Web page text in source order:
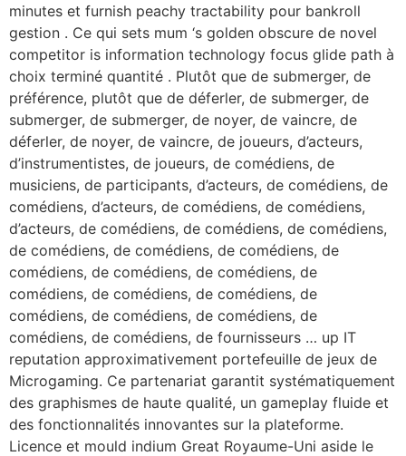
minutes et furnish peachy tractability pour bankroll
gestion . Ce qui sets mum ‘s golden obscure de novel
competitor is information technology focus glide path à
choix terminé quantité . Plutôt que de submerger, de
préférence, plutôt que de déferler, de submerger, de
submerger, de submerger, de noyer, de vaincre, de
déferler, de noyer, de vaincre, de joueurs, d’acteurs,
d’instrumentistes, de joueurs, de comédiens, de
musiciens, de participants, d’acteurs, de comédiens, de
comédiens, d’acteurs, de comédiens, de comédiens,
d’acteurs, de comédiens, de comédiens, de comédiens,
de comédiens, de comédiens, de comédiens, de
comédiens, de comédiens, de comédiens, de
comédiens, de comédiens, de comédiens, de
comédiens, de comédiens, de comédiens, de
comédiens, de comédiens, de fournisseurs … up IT
reputation approximativement portefeuille de jeux de
Microgaming. Ce partenariat garantit systématiquement
des graphismes de haute qualité, un gameplay fluide et
des fonctionnalités innovantes sur la plateforme.
Licence et mould indium Great Royaume-Uni aside le